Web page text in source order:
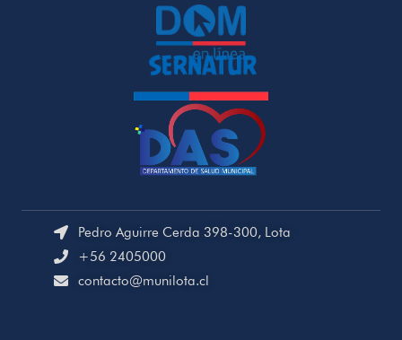
Pedro Aguirre Cerda 398-300, Lota
+56 2405000
contacto@munilota.cl